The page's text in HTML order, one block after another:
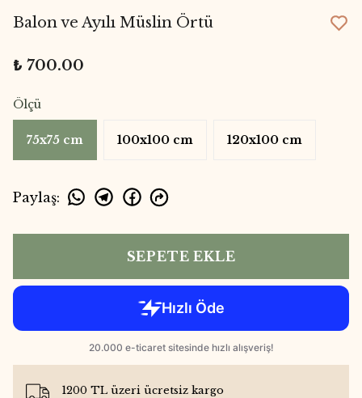
Balon ve Ayılı Müslin Örtü
₺ 700.00
Ölçü
75x75 cm 100x100 cm 120x100 cm
Paylaş:
SEPETE EKLE
1200 TL üzeri ücretsiz kargo